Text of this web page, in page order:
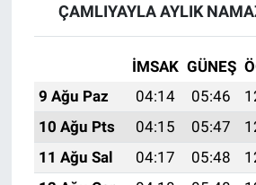
ÇAMLIYAYLA AYLIK
İMSAK GÜNEŞ
9 Ağu Paz
04:14 05:46
10 Ağu Pts
04:15 05:47
11 Ağu Sal
04:17 05:48